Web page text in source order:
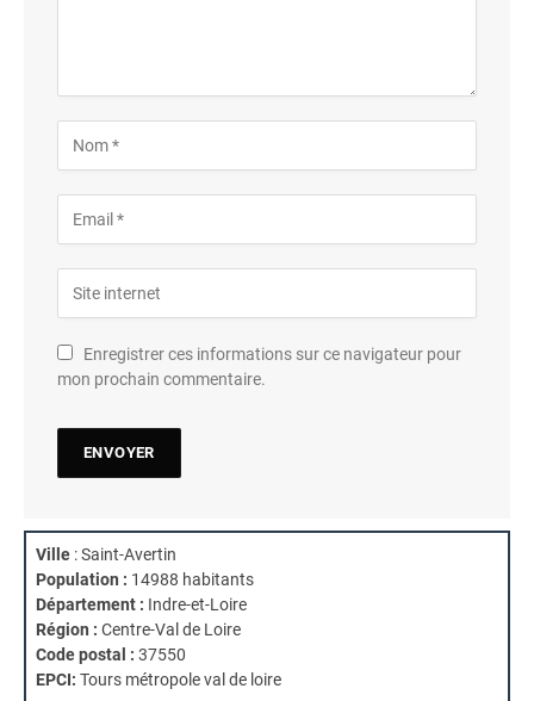
Enregistrer ces informations sur ce navigateur pour
mon prochain commentaire.
Ville : Saint-Avertin
Population : 14988 habitants
Département : Indre-et-Loire
Région : Centre-Val de Loire
Code postal : 37550
EPCI: Tours métropole val de loire